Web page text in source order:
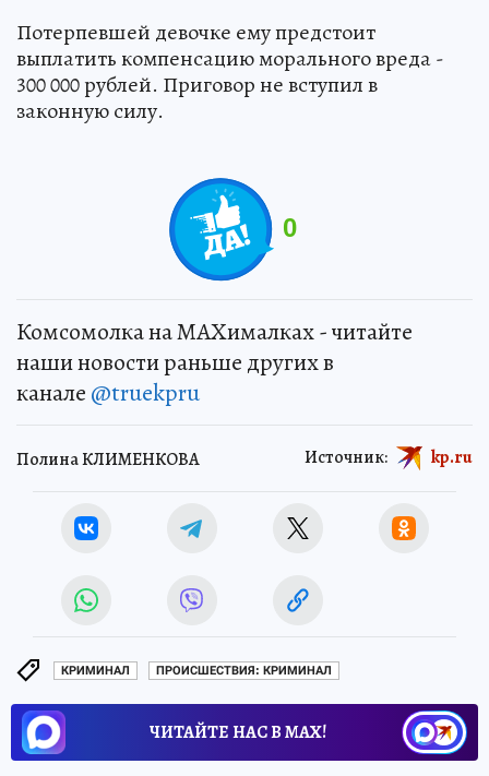
Потерпевшей девочке ему предстоит
выплатить компенсацию морального вреда -
300 000 рублей. Приговор не вступил в
законную силу.
0
Комсомолка на MAXималках - читайте
наши новости раньше других в
канале @truekpru
Полина КЛИМЕНКОВА Источник: kp.ru
КРИМИНАЛ ПРОИСШЕСТВИЯ: КРИМИНАЛ
ЧИТАЙТЕ НАС В МАХ!